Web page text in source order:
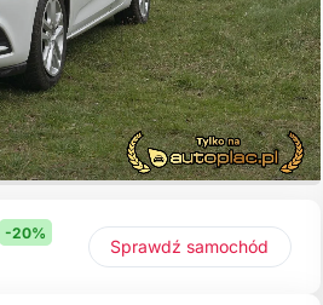
-20%
Sprawdź samochód